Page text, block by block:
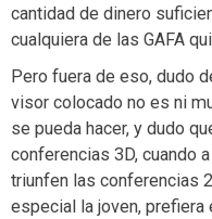
cantidad de dinero
cualquiera de las GAFA
Pero fuera de eso, dudo
visor colocado no es ni
se pueda hacer, y dudo
conferencias 3D, cuando
triunfen las conferencias
especial la joven,